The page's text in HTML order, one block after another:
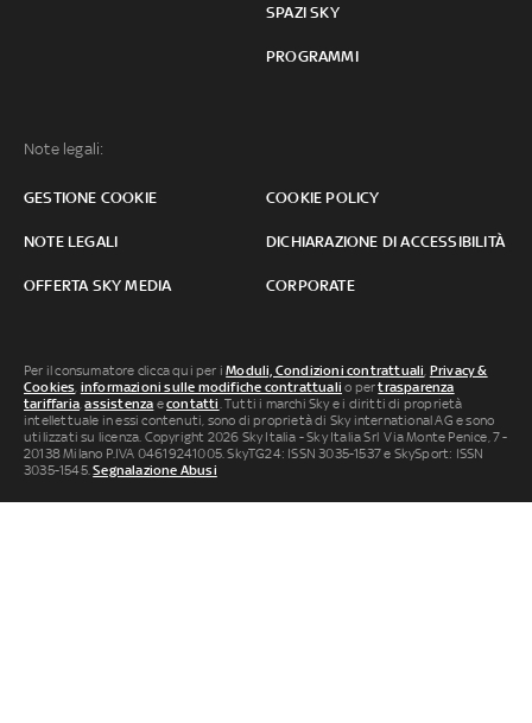
SPAZI SKY
PROGRAMMI
Note legali:
GESTIONE COOKIE COOKIE POLICY
NOTE LEGALI DICHIARAZIONE DI ACCESSIBILITÀ
OFFERTA SKY MEDIA CORPORATE
Per il consumatore clicca qui per iModuli, Condizioni contrattuali, Privacy &
Cookies, informazioni sulle modifiche contrattuali o pertrasparenza
tariffaria,assistenza econtatti. Tutti i marchi Sky e i diritti di proprietà
intellettuale in essi contenuti, sono di proprietà di Sky international AG e sono
utilizzati su licenza. Copyright 2026 Sky Italia - Sky Italia Srl Via Monte Penice, 7 -
20138 Milano P.IVA 04619241005. SkyTG24: ISSN 3035-1537 e SkySport: ISSN
3035-1545.Segnalazione Abusi